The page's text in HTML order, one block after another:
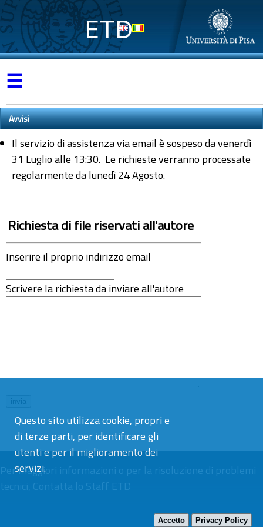
Questo sito utilizza cookie, propri e
di terze parti, per identificare gli
utenti e per il miglioramento dei
servizi.
Accetto Privacy Policy
ETD
☰
Avvisi
Il servizio di assistenza via email è sospeso da venerdì
31 Luglio alle 13:30. Le richieste verranno processate
regolarmente da lunedì 24 Agosto.
Richiesta di file riservati all'autore
Inserire il proprio indirizzo email
Scrivere la richiesta da inviare all'autore
Per maggiori informazioni o per la risoluzione di problemi
tecnici, Contatta lo Staff ETD